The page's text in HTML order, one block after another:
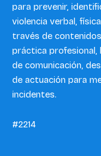
para prevenir,
violencia verbal,
través de
práctica profesional,
de comunicación,
de actuación para
incidentes.
#2214